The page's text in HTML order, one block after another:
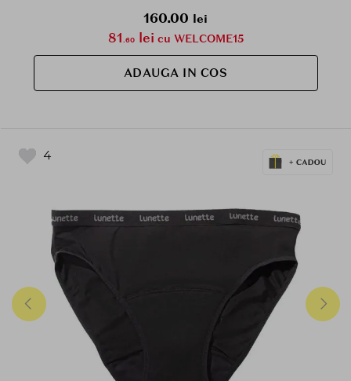
160.00 lei
81.60lei cu WELCOME15
ADAUGA IN COS
4